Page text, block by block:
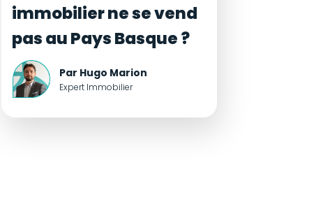
immobilier ne se vend
pas au Pays Basque ?
Par Hugo Marion
Expert Immobilier